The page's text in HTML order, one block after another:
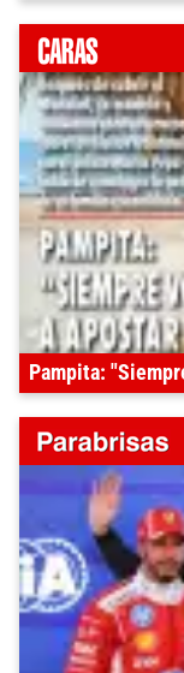
Pampita: